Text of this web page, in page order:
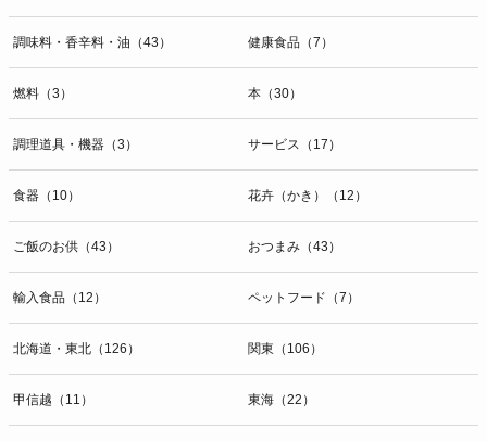
調味料・香辛料・油（43） 健康食品（7）
燃料（3） 本（30）
調理道具・機器（3） サービス（17）
食器（10） 花卉（かき）（12）
ご飯のお供（43） おつまみ（43）
輸入食品（12） ペットフード（7）
北海道・東北（126） 関東（106）
甲信越（11） 東海（22）